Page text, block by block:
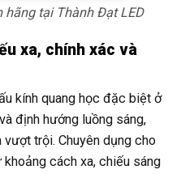
hãng tại Thành Đạt LED
xa, chính xác và
kính quang học đặc biệt ở
định hướng luồng sáng,
trội. Chuyên dụng cho
cách xa, chiếu sáng